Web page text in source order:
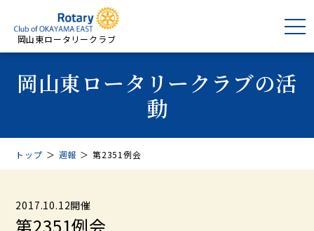
岡山東ロータリークラブ
岡山東ロータリークラブの活
動
トップ ＞ 週報 ＞ 第2351例会
2017.10.12開催
第2351例会